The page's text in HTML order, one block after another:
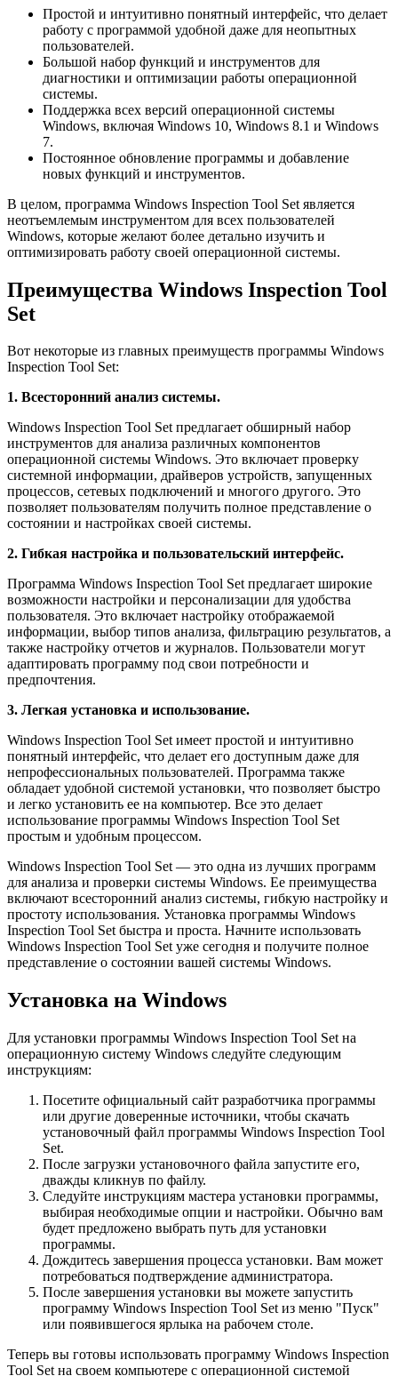
Простой и интуитивно понятный интерфейс, что делает
работу с программой удобной даже для неопытных
пользователей.
Большой набор функций и инструментов для
диагностики и оптимизации работы операционной
системы.
Поддержка всех версий операционной системы
Windows, включая Windows 10, Windows 8.1 и Windows
7.
Постоянное обновление программы и добавление
новых функций и инструментов.
В целом, программа Windows Inspection Tool Set является
неотъемлемым инструментом для всех пользователей
Windows, которые желают более детально изучить и
оптимизировать работу своей операционной системы.
Преимущества Windows Inspection Tool
Set
Вот некоторые из главных преимуществ программы Windows
Inspection Tool Set:
1. Всесторонний анализ системы.
Windows Inspection Tool Set предлагает обширный набор
инструментов для анализа различных компонентов
операционной системы Windows. Это включает проверку
системной информации, драйверов устройств, запущенных
процессов, сетевых подключений и многого другого. Это
позволяет пользователям получить полное представление о
состоянии и настройках своей системы.
2. Гибкая настройка и пользовательский интерфейс.
Программа Windows Inspection Tool Set предлагает широкие
возможности настройки и персонализации для удобства
пользователя. Это включает настройку отображаемой
информации, выбор типов анализа, фильтрацию результатов, а
также настройку отчетов и журналов. Пользователи могут
адаптировать программу под свои потребности и
предпочтения.
3. Легкая установка и использование.
Windows Inspection Tool Set имеет простой и интуитивно
понятный интерфейс, что делает его доступным даже для
непрофессиональных пользователей. Программа также
обладает удобной системой установки, что позволяет быстро
и легко установить ее на компьютер. Все это делает
использование программы Windows Inspection Tool Set
простым и удобным процессом.
Windows Inspection Tool Set — это одна из лучших программ
для анализа и проверки системы Windows. Ее преимущества
включают всесторонний анализ системы, гибкую настройку и
простоту использования. Установка программы Windows
Inspection Tool Set быстра и проста. Начните использовать
Windows Inspection Tool Set уже сегодня и получите полное
представление о состоянии вашей системы Windows.
Установка на Windows
Для установки программы Windows Inspection Tool Set на
операционную систему Windows следуйте следующим
инструкциям:
Посетите официальный сайт разработчика программы
или другие доверенные источники, чтобы скачать
установочный файл программы Windows Inspection Tool
Set.
После загрузки установочного файла запустите его,
дважды кликнув по файлу.
Следуйте инструкциям мастера установки программы,
выбирая необходимые опции и настройки. Обычно вам
будет предложено выбрать путь для установки
программы.
Дождитесь завершения процесса установки. Вам может
потребоваться подтверждение администратора.
После завершения установки вы можете запустить
программу Windows Inspection Tool Set из меню "Пуск"
или появившегося ярлыка на рабочем столе.
Теперь вы готовы использовать программу Windows Inspection
Tool Set на своем компьютере с операционной системой